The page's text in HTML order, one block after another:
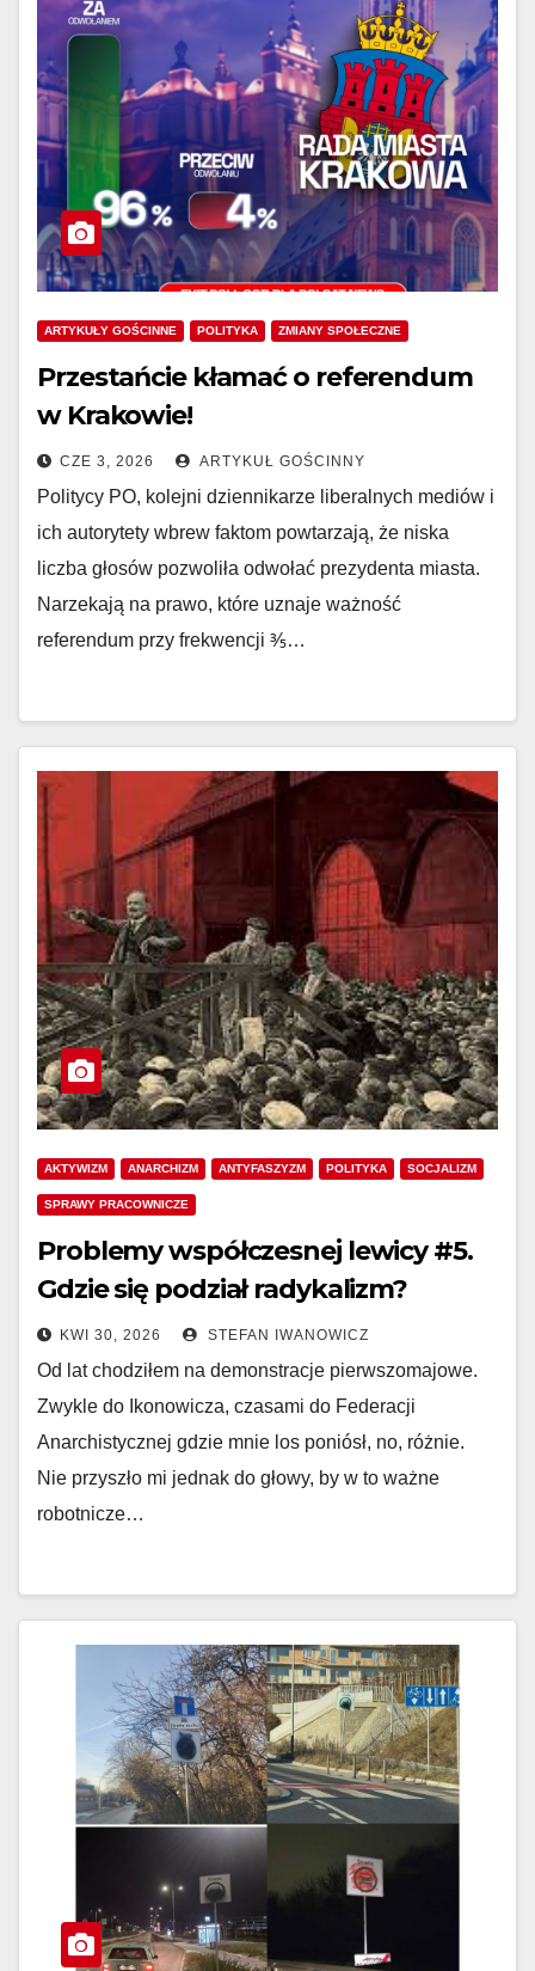
ARTYKUŁY GOŚCINNE POLITYKA ZMIANY SPOŁECZNE
Przestańcie kłamać o referendum
w Krakowie!
CZE 3, 2026 ARTYKUŁ GOŚCINNY
Politycy PO, kolejni dziennikarze liberalnych mediów i
ich autorytety wbrew faktom powtarzają, że niska
liczba głosów pozwoliła odwołać prezydenta miasta.
Narzekają na prawo, które uznaje ważność
referendum przy frekwencji ⅗…
AKTYWIZM ANARCHIZM ANTYFASZYZM POLITYKA SOCJALIZM
SPRAWY PRACOWNICZE
Problemy współczesnej lewicy #5.
Gdzie się podział radykalizm?
KWI 30, 2026 STEFAN IWANOWICZ
Od lat chodziłem na demonstracje pierwszomajowe.
Zwykle do Ikonowicza, czasami do Federacji
Anarchistycznej gdzie mnie los poniósł, no, różnie.
Nie przyszło mi jednak do głowy, by w to ważne
robotnicze…